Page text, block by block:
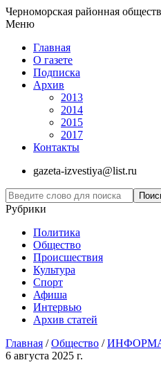
Черноморская районная
Меню
Главная
О газете
Подписка
Архив
2013
2014
2015
2017
Контакты
gazeta-izvestiya@list.ru
Рубрики
Политика
Общество
Проиcшествия
Культура
Спорт
Афиша
Интервью
Архив статей
Главная /Общество /
6 августа 2025 г.